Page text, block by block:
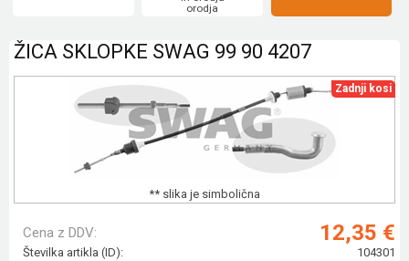
orodja
ŽICA SKLOPKE SWAG 99 90 4207
Zadnji kosi
** slika je simbolična
Cena z DDV: 12,35 €
Številka artikla (ID): 104301